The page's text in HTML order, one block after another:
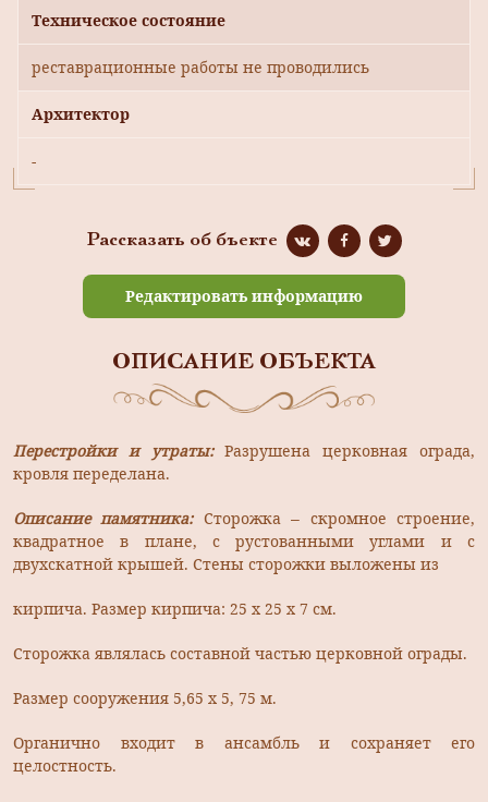
Техническое состояние
реставрационные работы не проводились
Архитектор
-
Рассказать об бъекте
Редактировать информацию
ОПИСАНИЕ ОБЪЕКТА
Перестройки и утраты:Разрушена церковная ограда,
кровля переделана.
Описание памятника: Сторожка – скромное строение,
квадратное в плане, с рустованными углами и с
двухскатной крышей. Стены сторожки выложены из
кирпича. Размер кирпича: 25 х 25 х 7 см.
Сторожка являлась составной частью церковной ограды.
Размер сооружения 5,65 х 5, 75 м.
Органично входит в ансамбль и сохраняет его
целостность.